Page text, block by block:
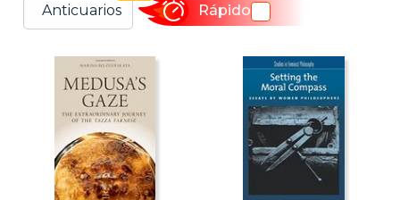
Anticuarios Rápido